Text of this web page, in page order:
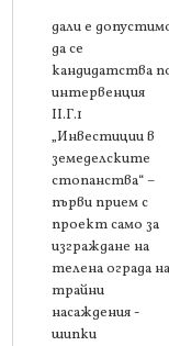
дали е
да се
кандидатства
интервенция
ІІ.Г.1
„Инвестиции в
земеделските
стопанства“ –
първи прием с
проект само за
изграждане на
телена ограда на
трайни
насаждения -
шипки